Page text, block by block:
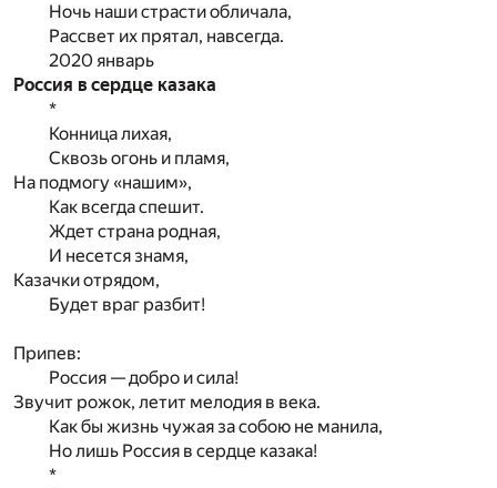
Ночь наши страсти обличала,
Рассвет их прятал, навсегда.
2020 январь
Россия в сердце казака
*
Конница лихая,
Сквозь огонь и пламя,
На подмогу «нашим»,
Как всегда спешит.
Ждет страна родная,
И несется знамя,
Казачки отрядом,
Будет враг разбит!
Припев:
Россия — добро и сила!
Звучит рожок, летит мелодия в века.
Как бы жизнь чужая за собою не манила,
Но лишь Россия в сердце казака!
*